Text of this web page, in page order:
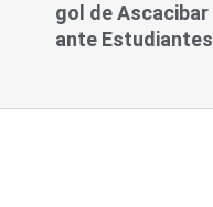
gol de Ascacibar
ante Estudiantes